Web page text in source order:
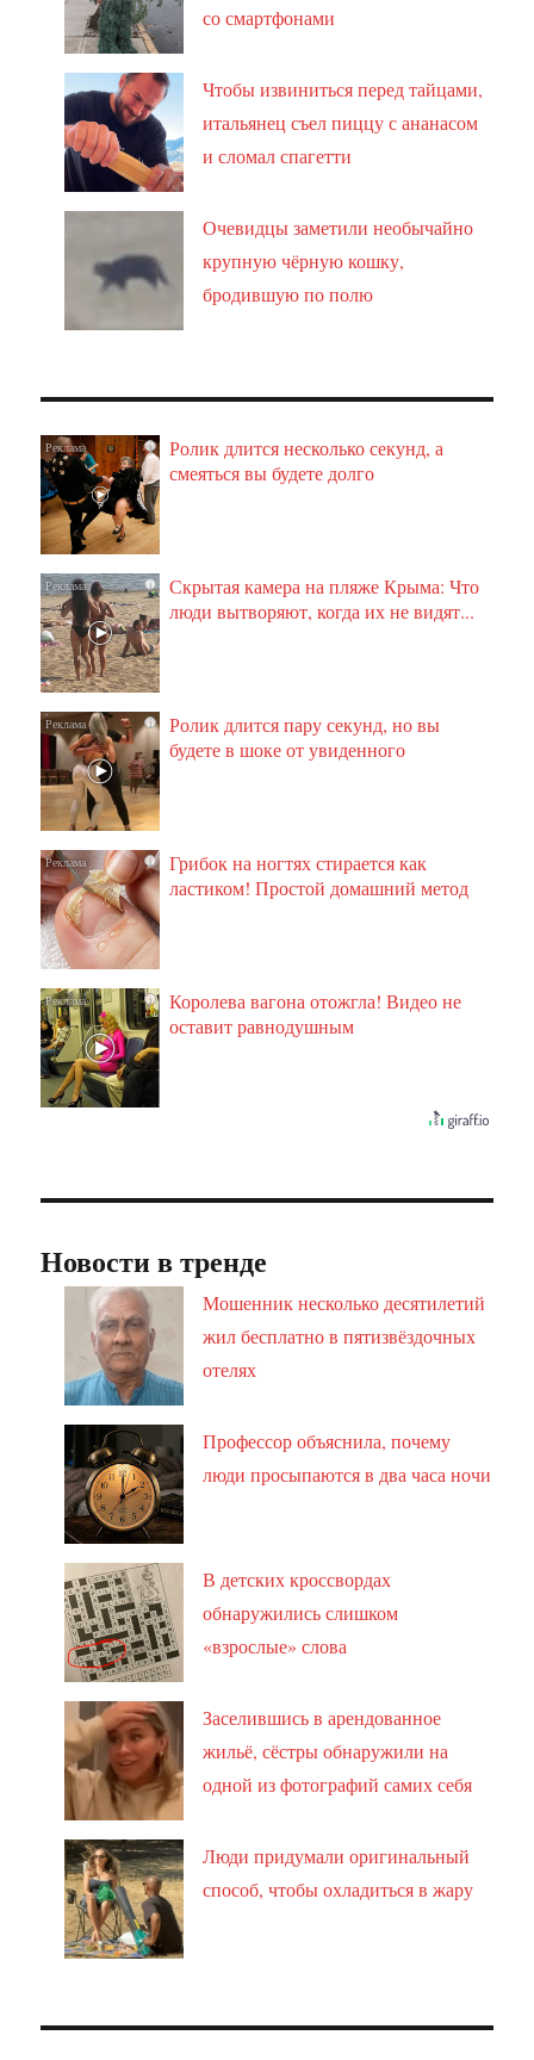
со смартфонами
Чтобы извиниться перед тайцами,
итальянец съел пиццу с ананасом
и сломал спагетти
Очевидцы заметили необычайно
крупную чёрную кошку,
бродившую по полю
i
Ролик длится несколько секунд, а
смеяться вы будете долго
i
Скрытая камера на пляже Крыма: Что
люди вытворяют, когда их не видят...
i
Ролик длится пару секунд, но вы
будете в шоке от увиденного
i
Грибок на ногтях стирается как
ластиком! Простой домашний метод
i
Королева вагона отожгла! Видео не
оставит равнодушным
Новости в тренде
Мошенник несколько десятилетий
жил бесплатно в пятизвёздочных
отелях
Профессор объяснила, почему
люди просыпаются в два часа ночи
В детских кроссвордах
обнаружились слишком
«взрослые» слова
Заселившись в арендованное
жильё, сёстры обнаружили на
одной из фотографий самих себя
Люди придумали оригинальный
способ, чтобы охладиться в жару